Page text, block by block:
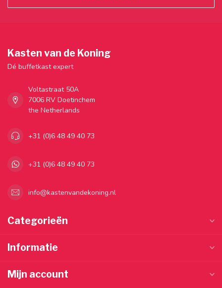
Kasten van de Koning
Dé buffetkast expert
Voltastraat 50A
7006 RV Doetinchem
the Netherlands
+31 (0)6 48 49 40 73
+31 (0)6 48 49 40 73
info@kastenvandekoning.nl
Categorieën
Informatie
Mijn account